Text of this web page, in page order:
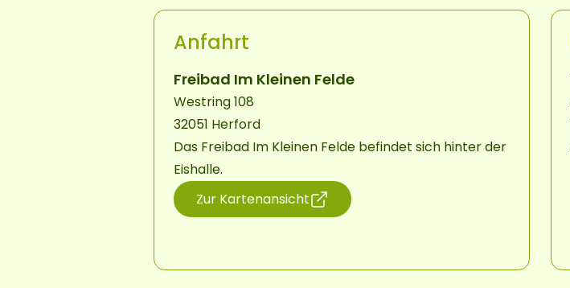
Anfahrt
Freibad Im Kleinen Felde
Westring 108
32051 Herford
Das Freibad Im Kleinen Felde befindet sich hinter der
Eishalle.
Zur Kartenansicht
(öffnet in neuem Fenster)